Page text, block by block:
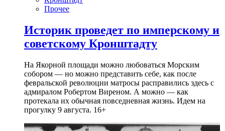
Прочее
Историк проведет по имперскому и
советскому Кронштадту
На Якорной площади можно любоваться Морским
собором — но можно представить себе, как после
февральской революции матросы расправились здесь с
адмиралом Робертом Виреном. А можно — как
протекала их обычная повседневная жизнь. Идем на
прогулку 9 августа. 16+